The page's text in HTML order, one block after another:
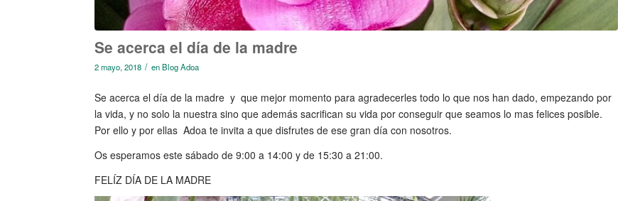
Se acerca el día de la madre
2 mayo, 2018 / enBlog Adoa
Se acerca el día de la madre y que mejor momento para agradecerles todo lo que nos han dado, empezando por
la vida, y no solo la nuestra sino que además sacrifican su vida por conseguir que seamos lo mas felices posible.
Por ello y por ellas Adoa te invita a que disfrutes de ese gran día con nosotros.
Os esperamos este sábado de 9:00 a 14:00 y de 15:30 a 21:00.
FELÍZ DÍA DE LA MADRE